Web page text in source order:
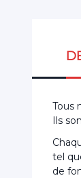
Tous
Ils
tel
de